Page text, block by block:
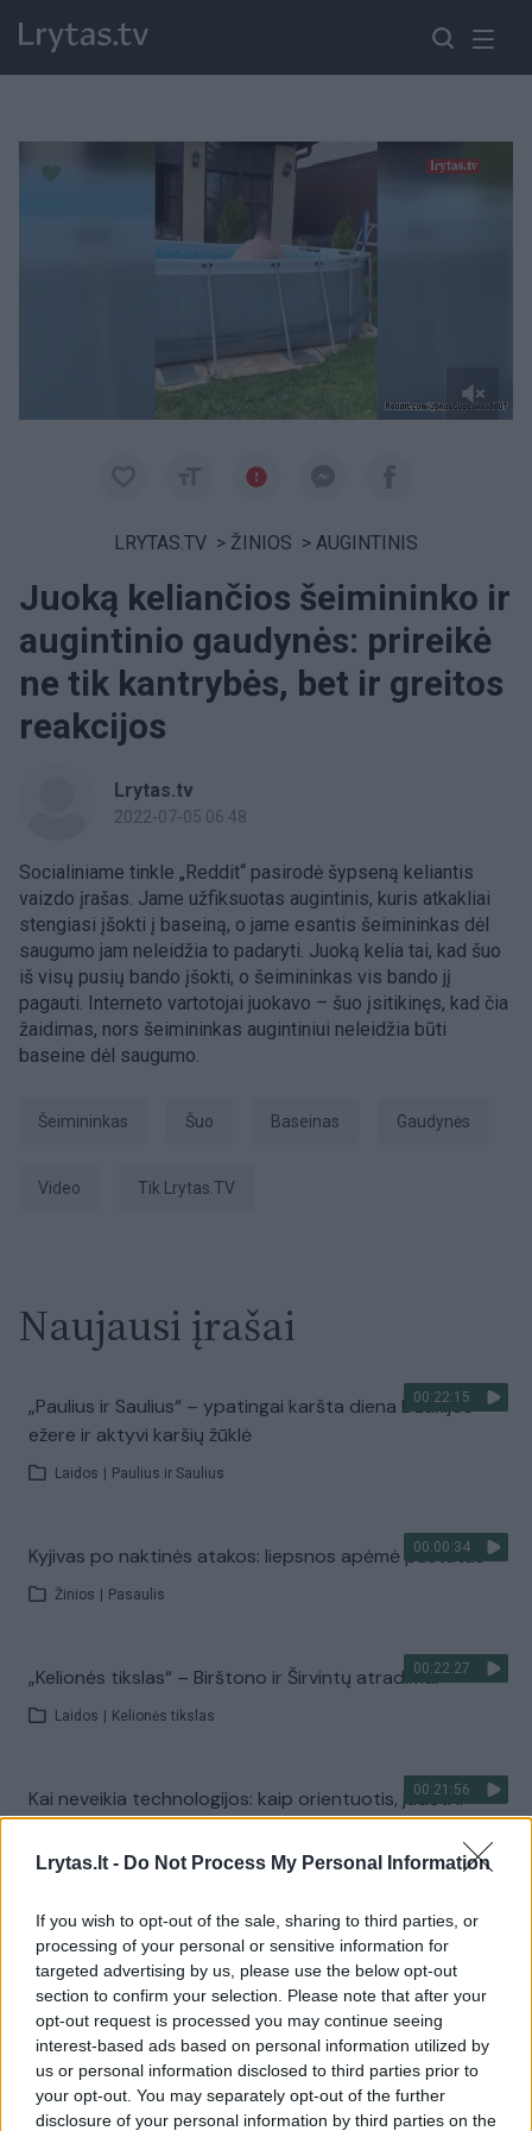
Lrytas.lt - Do Not Process My Personal Information
If you wish to opt-out of the sale, sharing to third parties, or
processing of your personal or sensitive information for
targeted advertising by us, please use the below opt-out
section to confirm your selection. Please note that after your
opt-out request is processed you may continue seeing
interest-based ads based on personal information utilized by
us or personal information disclosed to third parties prior to
your opt-out. You may separately opt-out of the further
disclosure of your personal information by third parties on the
LRYTAS.TV > ŽINIOS > AUGINTINIS
Juoką keliančios šeimininko ir
augintinio gaudynės: prireikė
ne tik kantrybės, bet ir greitos
reakcijos
Lrytas.tv
2022-07-05 06:48
Socialiniame tinkle „Reddit“ pasirodė šypseną keliantis
vaizdo įrašas. Jame užfiksuotas augintinis, kuris atkakliai
stengiasi įšokti į baseiną, o jame esantis šeimininkas dėl
saugumo jam neleidžia to padaryti. Juoką kelia tai, kad šuo
iš visų pusių bando įšokti, o šeimininkas vis bando jį
pagauti. Interneto vartotojai juokavo – šuo įsitikinęs, kad čia
žaidimas, nors šeimininkas augintiniui neleidžia būti
baseine dėl saugumo.
šeimininkas Šuo baseinas gaudynės
Video tik Lrytas.TV
Naujausi įrašai
00:22:15
„Paulius ir Saulius“ – ypatingai karšta diena Dzūkijos
ežere ir aktyvi karšių žūklė
Laidos Paulius ir Saulius
00:00:34
Kyjivas po naktinės atakos: liepsnos apėmė pastatus
Žinios Pasaulis
00:22:27
„Kelionės tikslas“ – Birštono ir Širvintų atradimai
Laidos Kelionės tikslas
00:21:56
Kai neveikia technologijos: kaip orientuotis, judėti ir
priimti sprendimus krizės metu?
Laidos | Išlikti rytojui
Visi įrašai
Žiūrimiausi įrašai